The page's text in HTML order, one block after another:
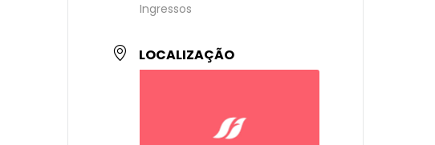
Ingressos
LOCALIZAÇÃO